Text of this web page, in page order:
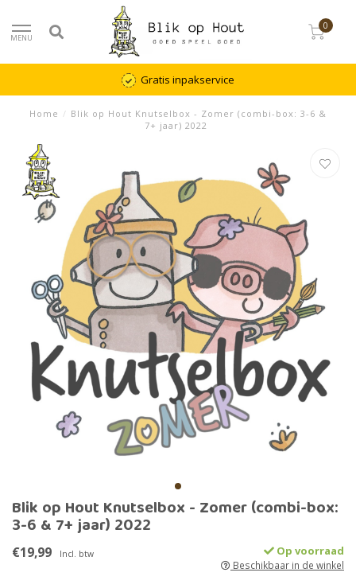
MENU
0
Gratis inpakservice
Home / Blik op Hout Knutselbox - Zomer (combi-box: 3-6 &
7+ jaar) 2022
Blik op Hout Knutselbox - Zomer (combi-box:
3-6 & 7+ jaar) 2022
€19,99 Incl. btw Op voorraad
Beschikbaar in de winkel